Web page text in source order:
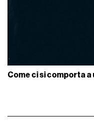
Come ci si comporta